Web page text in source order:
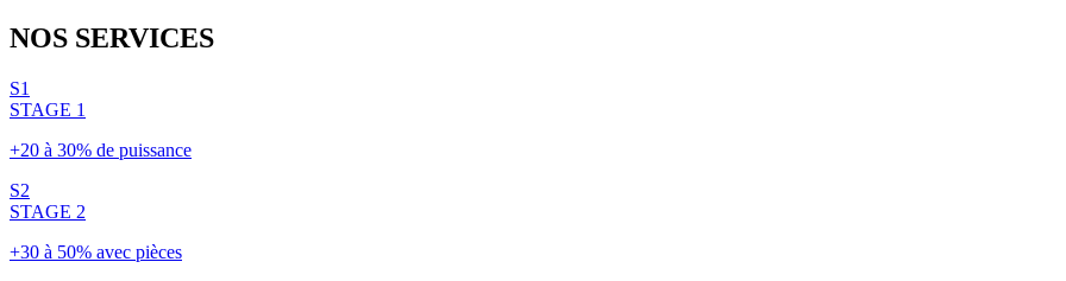
NOS SERVICES
S1
STAGE 1
+20 à 30% de puissance
S2
STAGE 2
+30 à 50% avec pièces